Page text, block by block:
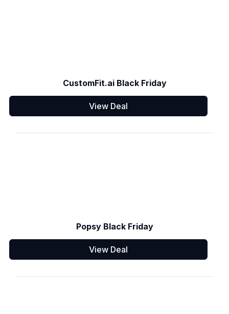
CustomFit.ai Black Friday
View Deal
Popsy Black Friday
View Deal